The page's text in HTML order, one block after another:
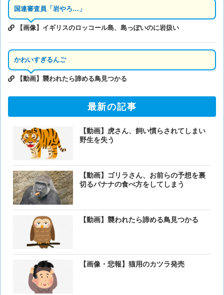
国連審査員「岩やろ…」
【画像】イギリスのロッコール島、島っぽいのに岩扱い
かわいすぎるんご
【動画】襲われたら諦める鳥見つかる
最新の記事
【動画】虎さん、飼い慣らされてしまい
野生を失う
【動画】ゴリラさん、お前らの予想を裏
切るバナナの食べ方をしてしまう
【動画】襲われたら諦める鳥見つかる
【画像・悲報】猫用のカツラ発売